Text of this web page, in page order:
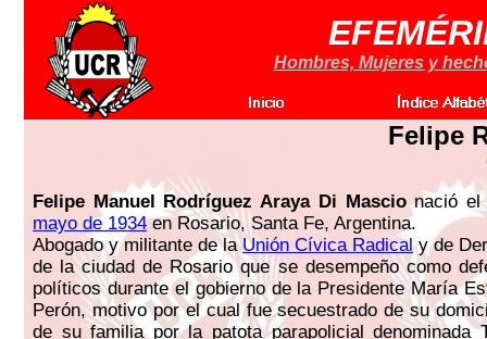
Hombres, Mujeres y
Felipe
Felipe Manuel Rodríguez Araya Di Mascionació el
mayo de 1934en Rosario, Santa Fe, Argentina.
Abogado y militante de la Unión Cívica Radicaly de
de la ciudad de Rosario que se desempeño como
políticos durante el gobierno de la Presidente María
Perón, motivo por el cual fue secuestrado de su
de su familia por la patota parapolicial denominada